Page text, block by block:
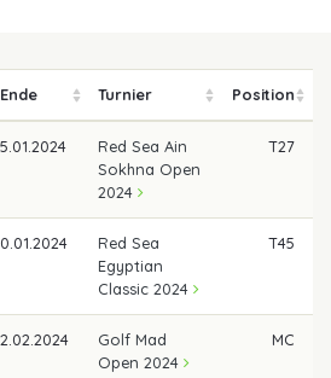
Ende Turnier Position
Red Sea Ain
Sokhna Open
2024
T27
Red Sea
Egyptian
Classic 2024
T45
Golf Mad
Open 2024
MC